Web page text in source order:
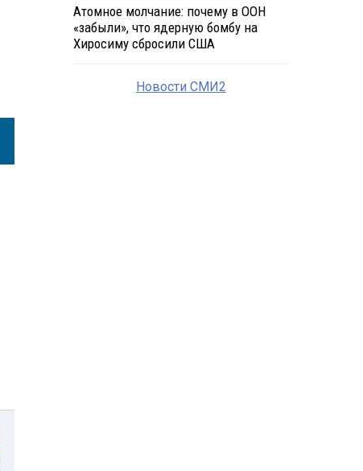
Атомное молчание: почему в ООН
«забыли», что ядерную бомбу на
Хиросиму сбросили США
Новости СМИ2